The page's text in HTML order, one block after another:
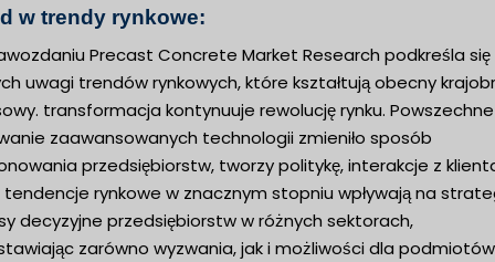
w trendy rynkowe:
Precast Concrete Market Research podkreśla się
uwagi trendów rynkowych, które kształtują obecny
transformacja kontynuuje rewolucję rynku. Powszechne
zaawansowanych technologii zmieniło sposób
przedsiębiorstw, tworzy politykę, interakcje z
tendencje rynkowe w znacznym stopniu wpływają na
decyzyjne przedsiębiorstw w różnych sektorach,
zarówno wyzwania, jak i możliwości dla podmiotów